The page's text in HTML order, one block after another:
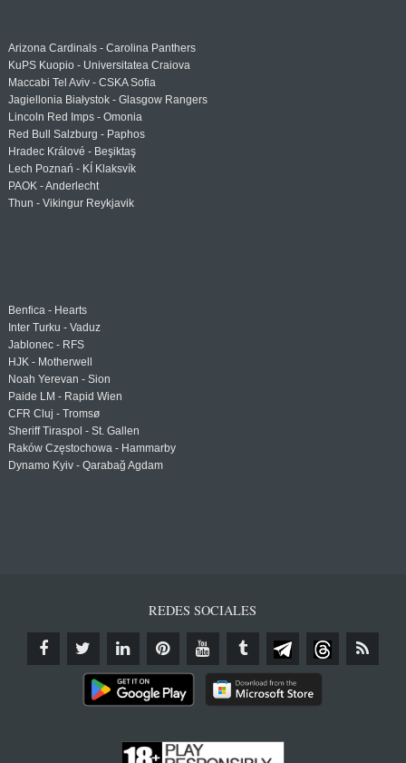
Arizona Cardinals - Carolina Panthers
KuPS Kuopio - Universitatea Craiova
Maccabi Tel Aviv - CSKA Sofia
Jagiellonia Białystok - Glasgow Rangers
Lincoln Red Imps - Omonia
Red Bull Salzburg - Paphos
Hradec Králové - Beşiktaş
Lech Poznań - KÍ Klaksvík
PAOK - Anderlecht
Thun - Vikingur Reykjavik
Benfica - Hearts
Inter Turku - Vaduz
Jablonec - RFS
HJK - Motherwell
Noah Yerevan - Sion
Paide LM - Rapid Wien
CFR Cluj - Tromsø
Sheriff Tiraspol - St. Gallen
Raków Częstochowa - Hammarby
Dynamo Kyiv - Qarabağ Agdam
REDES SOCIALES